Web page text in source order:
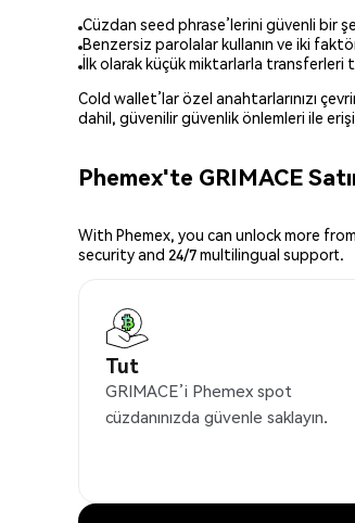
Cüzdan seed phrase’lerini güvenli bir
Benzersiz parolalar kullanın ve iki
İlk olarak küçük miktarlarla transferleri
Cold wallet’lar özel anahtarlarınızı
dahil, güvenilir güvenlik önlemleri ile
Phemex'te GRIMACE
With Phemex, you can unlock more
security and 24/7 multilingual support.
Tut
GRIMACE’i Phemex spot
cüzdanınızda güvenle saklayın.